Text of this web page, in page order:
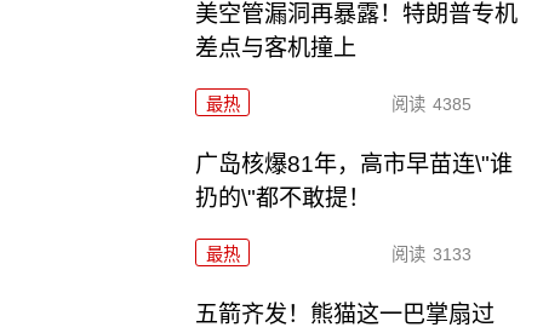
美空管漏洞再暴露！特朗普专机
差点与客机撞上
最热 阅读 4385
广岛核爆81年，高市早苗连\"谁
扔的\"都不敢提！
最热 阅读 3133
五箭齐发！熊猫这一巴掌扇过